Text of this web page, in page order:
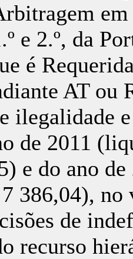
e 2.º, da
é
AT ou
ilegalidade
de 2011
e do ano
386,04),
de
recurso